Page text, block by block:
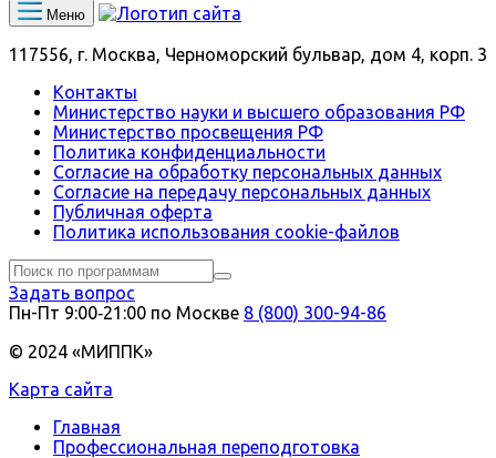
Меню
117556, г. Москва, Черноморский бульвар, дом 4, корп. 3
Контакты
Министерство науки и высшего образования РФ
Министерство просвещения РФ
Политика конфиденциальности
Согласие на обработку персональных данных
Согласие на передачу персональных данных
Публичная оферта
Политика использования сookie-файлов
Задать вопрос
Пн-Пт 9:00‑21:00 по Москве 8 (800) 300-94-86
© 2024 «МИППК»
Карта сайта
Главная
Профессиональная переподготовка